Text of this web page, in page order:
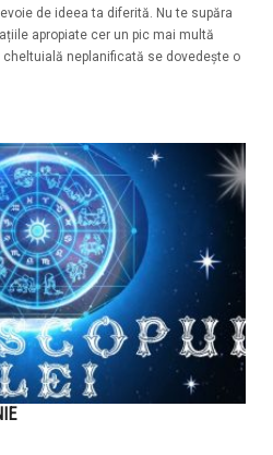
de ideea ta diferită. Nu te supăra
apropiate cer un pic mai multă
neplanificată se dovedește o